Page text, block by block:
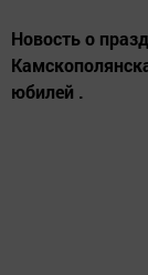
Новость о
юбилей .